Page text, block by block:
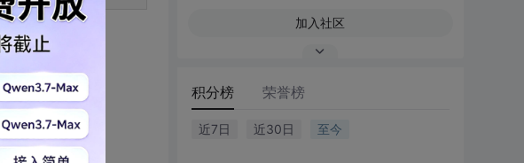
加入社区
积分榜 荣誉榜
近7日 近30日 至今